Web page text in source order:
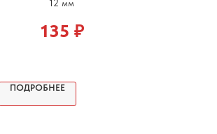
12 мм
135 ₽
ПОДРОБНЕЕ